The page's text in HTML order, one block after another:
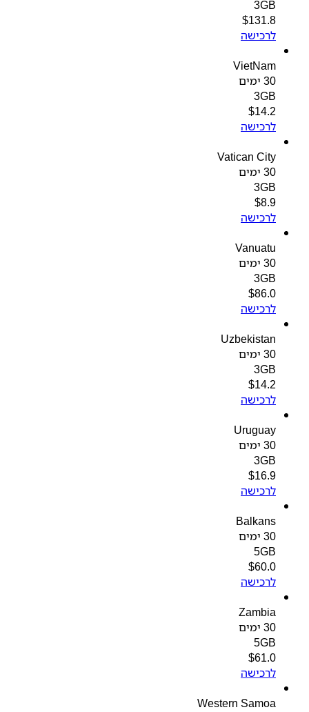
3GB
$131.8
לרכישה
VietNam
3GB
$14.2
לרכישה
Vatican City
3GB
$
לרכישה
Vanuatu
3GB
$86.0
לרכישה
Uzbekistan
3GB
$14.2
לרכישה
Uruguay
3GB
$16.9
לרכישה
Balkans
5GB
$60.0
לרכישה
Zambia
5GB
$61.0
לרכישה
Western Samoa